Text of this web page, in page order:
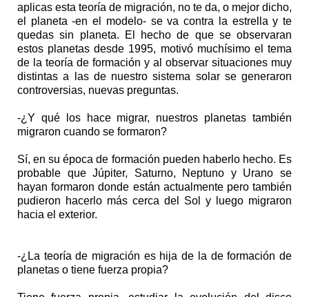
aplicas esta teoría de migración, no te da, o mejor dicho,
el planeta -en el modelo- se va contra la estrella y te
quedas sin planeta. El hecho de que se observaran
estos planetas desde 1995, motivó muchísimo el tema
de la teoría de formación y al observar situaciones muy
distintas a las de nuestro sistema solar se generaron
controversias, nuevas preguntas.
-¿Y qué los hace migrar, nuestros planetas también
migraron cuando se formaron?
Sí, en su época de formación pueden haberlo hecho. Es
probable que Júpiter, Saturno, Neptuno y Urano se
hayan formaron donde están actualmente pero también
pudieron hacerlo más cerca del Sol y luego migraron
hacia el exterior.
-¿La teoría de migración es hija de la de formación de
planetas o tiene fuerza propia?